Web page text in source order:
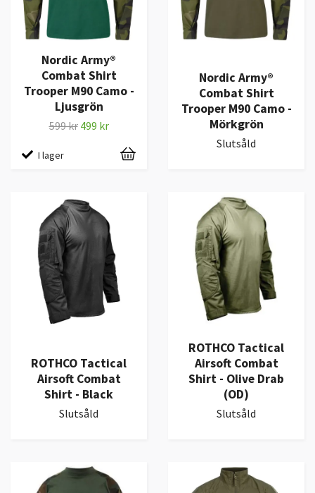
Nordic Army®
Combat Shirt
Trooper M90 Camo -
Ljusgrön
599 kr 499 kr
I lager
Nordic Army®
Combat Shirt
Trooper M90 Camo -
Mörkgrön
Slutsåld
ROTHCO Tactical
Airsoft Combat
Shirt - Black
Slutsåld
ROTHCO Tactical
Airsoft Combat
Shirt - Olive Drab
(OD)
Slutsåld